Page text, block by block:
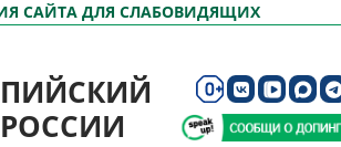
САЙТА ДЛЯ СЛАБОВИДЯЩИХ